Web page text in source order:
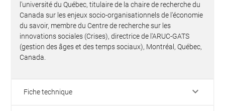
l'université du Québec, titulaire de la chaire de recherche du
Canada sur les enjeux socio-organisationnels de l'économie
du savoir, membre du Centre de recherche sur les
innovations sociales (Crises), directrice de l'ARUC-GATS
(gestion des âges et des temps sociaux), Montréal, Québec,
Canada.
Fiche technique keyboard_arrow_down